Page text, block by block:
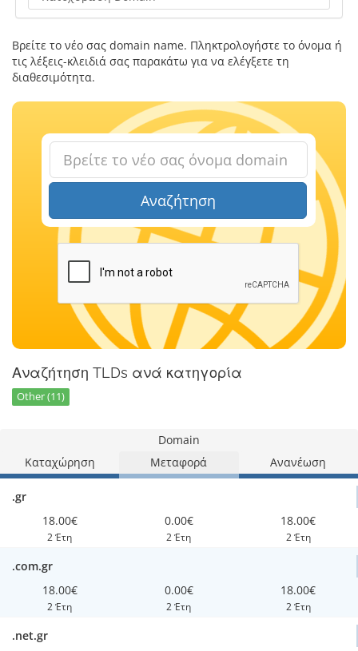
Βρείτε το νέο σας domain name. Πληκτρολογήστε το όνομα ή
τις λέξεις-κλειδιά σας παρακάτω για να ελέγξετε τη
διαθεσιμότητα.
Αναζήτηση
Αναζήτηση TLDs ανά κατηγορία
Other (11)
Domain
Καταχώρηση
Μεταφορά Ανανέωση
.gr
18.00€
2 Έτη
0.00€
2 Έτη
18.00€
2 Έτη
.com.gr
18.00€
2 Έτη
0.00€
2 Έτη
18.00€
2 Έτη
.net.gr